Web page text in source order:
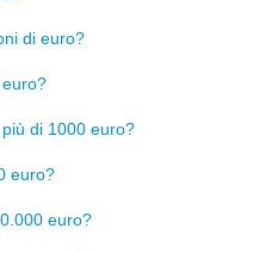
di euro?
di 1000 euro?
euro?
euro?